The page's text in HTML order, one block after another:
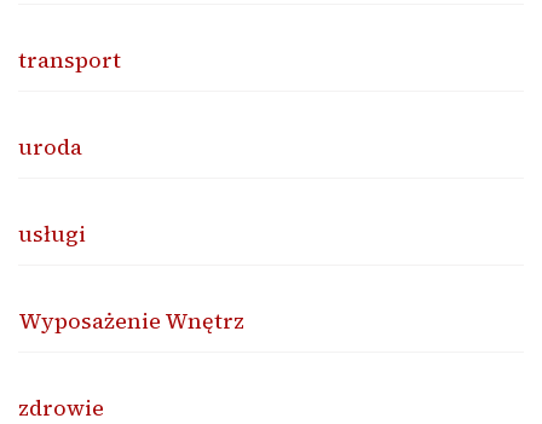
transport
uroda
usługi
Wyposażenie Wnętrz
zdrowie